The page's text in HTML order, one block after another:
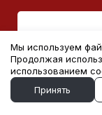
Мы используем
Продолжая
использованием
Принять